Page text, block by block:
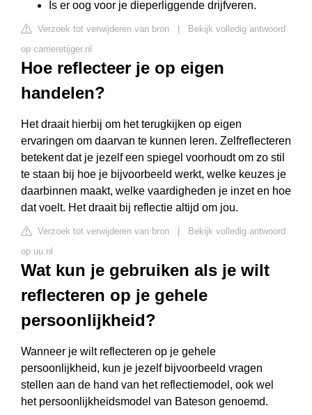
Is er oog voor je dieperliggende drijfveren.
Verzoek tot verwijderen van bron
Bekijk volledig antwoord
op carrieretijger.nl
Hoe reflecteer je op eigen
handelen?
Het draait hierbij om het terugkijken op eigen
ervaringen om daarvan te kunnen leren. Zelfreflecteren
betekent dat je jezelf een spiegel voorhoudt om zo stil
te staan bij hoe je bijvoorbeeld werkt, welke keuzes je
daarbinnen maakt, welke vaardigheden je inzet en hoe
dat voelt. Het draait bij reflectie altijd om jou.
Verzoek tot verwijderen van bron
Bekijk volledig antwoord
op uu.nl
Wat kun je gebruiken als je wilt
reflecteren op je gehele
persoonlijkheid?
Wanneer je wilt reflecteren op je gehele
persoonlijkheid, kun je jezelf bijvoorbeeld vragen
stellen aan de hand van het reflectiemodel, ook wel
het persoonlijkheidsmodel van Bateson genoemd.